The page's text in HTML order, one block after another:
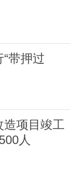
带押过
造项目竣工
人